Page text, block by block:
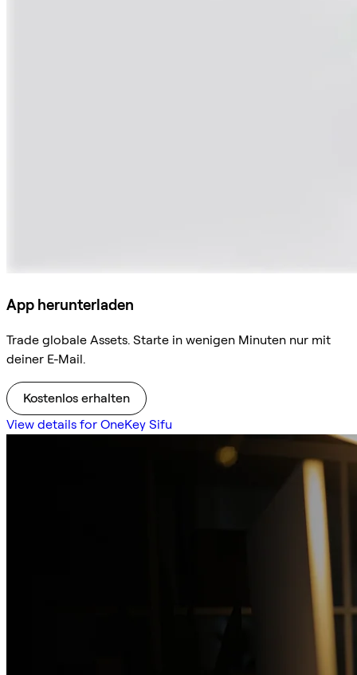
App herunterladen
Trade globale Assets. Starte in wenigen Minuten nur mit
deiner E-Mail.
Kostenlos erhalten
View details for OneKey Sifu